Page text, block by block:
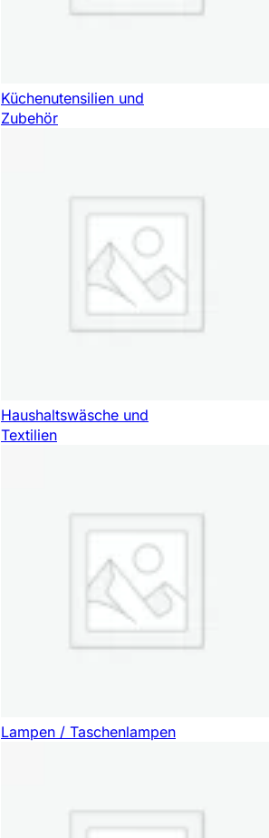
Küchenutensilien und
Zubehör
Haushaltswäsche und
Textilien
Lampen / Taschenlampen